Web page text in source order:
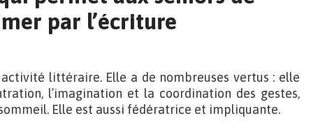
par l’écriture
activité littéraire. Elle a de nombreuses vertus : elle
l’imagination et la coordination des gestes,
Elle est aussi fédératrice et impliquante.